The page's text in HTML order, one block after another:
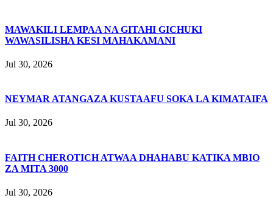
MAWAKILI LEMPAA NA GITAHI GICHUKI
WAWASILISHA KESI MAHAKAMANI
Jul 30, 2026
NEYMAR ATANGAZA KUSTAAFU SOKA LA KIMATAIFA
Jul 30, 2026
FAITH CHEROTICH ATWAA DHAHABU KATIKA MBIO
ZA MITA 3000
Jul 30, 2026